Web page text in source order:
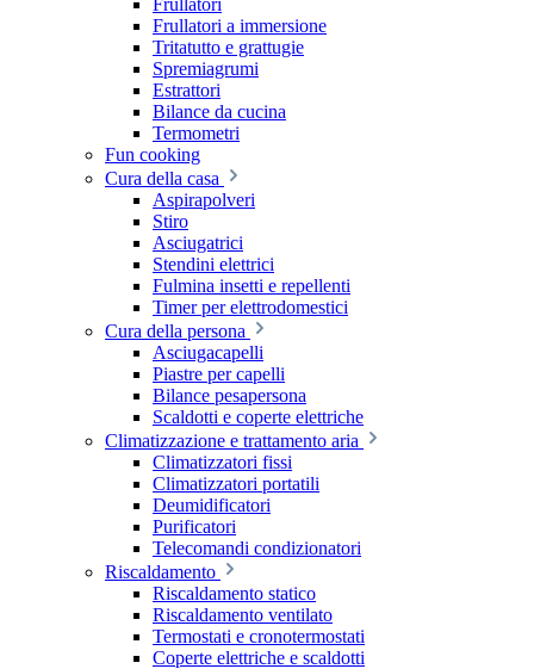
Frullatori
Frullatori a immersione
Tritatutto e grattugie
Spremiagrumi
Estrattori
Bilance da cucina
Termometri
Fun cooking
Cura della casa
Aspirapolveri
Stiro
Asciugatrici
Stendini elettrici
Fulmina insetti e repellenti
Timer per elettrodomestici
Cura della persona
Asciugacapelli
Piastre per capelli
Bilance pesapersona
Scaldotti e coperte elettriche
Climatizzazione e trattamento aria
Climatizzatori fissi
Climatizzatori portatili
Deumidificatori
Purificatori
Telecomandi condizionatori
Riscaldamento
Riscaldamento statico
Riscaldamento ventilato
Termostati e cronotermostati
Coperte elettriche e scaldotti